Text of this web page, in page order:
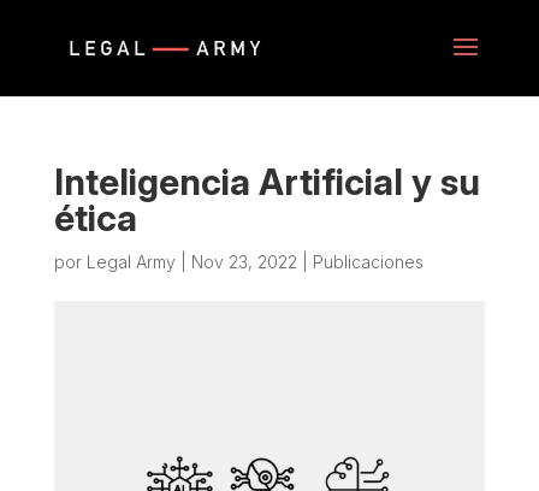
Inteligencia Artificial y su
ética
por Legal Army Nov 23, 2022 Publicaciones